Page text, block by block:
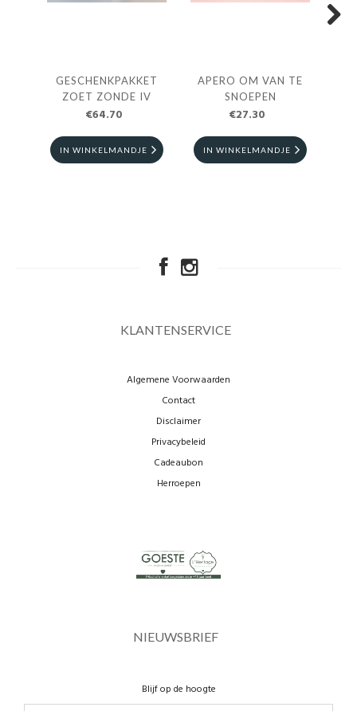
GESCHENKPAKKET
ZOET ZONDE IV
€64.70
IN WINKELMANDJE
APERO OM VAN TE
SNOEPEN
€27.30
IN WINKELMANDJE
KLANTENSERVICE
Algemene Voorwaarden
Contact
Disclaimer
Privacybeleid
Cadeaubon
Herroepen
NIEUWSBRIEF
Blijf op de hoogte